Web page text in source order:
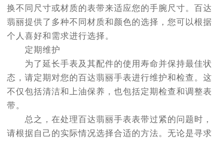
换不同尺寸或材质的表带来适应您的手腕尺寸。百达
翡丽提供了多种不同材质和颜色的选择，您可以根据
个人喜好和需求进行选择。
定期维护
为了延长手表及其配件的使用寿命并保持最佳状
态，请定期对您的百达翡丽手表进行维护和检查。这
不仅包括清洁和上油保养，也包括定期检查和调整表
带。
总之，在处理百达翡丽手表表带过紧的问题时，
请根据自己的实际情况选择合适的方法。无论是寻求